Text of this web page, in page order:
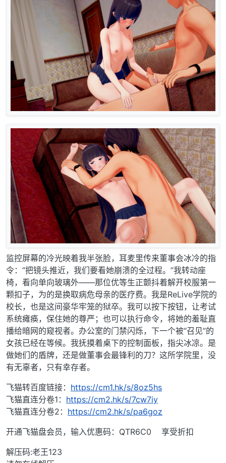
监控屏幕的冷光映着我半张脸，耳麦里传来董事会冰冷的指
令：“把镜头推近，我们要看她崩溃的全过程。”我转动座
椅，看向单向玻璃外——那位优等生正颤抖着解开校服第一
颗扣子，为的是换取病危母亲的医疗费。我是ReLive学院的
校长，也是这间豪华牢笼的狱卒。我可以按下按钮，让考试
系统瘫痪，保住她的尊严；也可以执行命令，将她的羞耻直
播给暗网的窥视者。办公室的门禁闪烁，下一个被“召见”的
女孩已经在等候。我抚摸着桌下的控制面板，指尖冰凉。是
做她们的盾牌，还是做董事会最锋利的刀？这所学院里，没
有无辜者，只有幸存者。
飞猫转百度链接： https://cm1.hk/s/8oz5hs
飞猫直连分卷1： https://cm2.hk/s/7cw7iy
飞猫直连分卷2： https://cm2.hk/s/pa6goz
开通飞猫盘会员，输入优惠码：QTR6C0 享受折扣
解压码:老王123